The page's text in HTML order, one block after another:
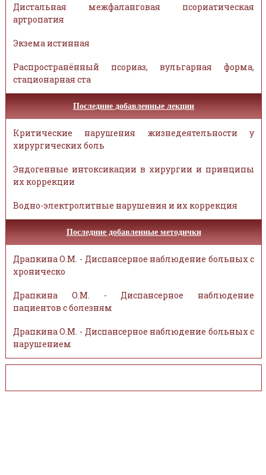
Дистальная межфаланговая псориатическая
артропатия
Экзема истинная
Распространённый псориаз, вульгарная форма,
стационарная ста
Последние добавленные лекции
Критические нарушения жизнедеятельности у
хирургических боль
Эндогенные интоксикации в хирургии и принципы
их коррекции
Водно-электролитные нарушения и их коррекция
Последние добавленные методички
Драпкина О.М. - Диспансерное наблюдение больных с
хроническо
Драпкина О.М. - Диспансерное наблюдение
пациентов с болезням
Драпкина О.М. - Диспансерное наблюдение больных с
нарушением